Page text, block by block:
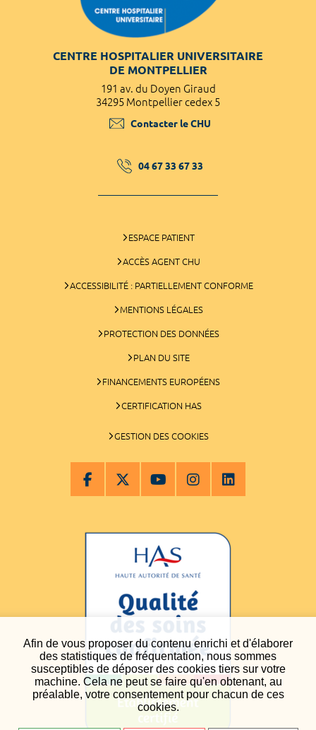
Afin de vous proposer du contenu enrichi et d'élaborer
des statistiques de fréquentation, nous sommes
susceptibles de déposer des cookies tiers sur votre
machine. Cela ne peut se faire qu'en obtenant, au
préalable, votre consentement pour chacun de ces
cookies.
CENTRE HOSPITALIER UNIVERSITAIRE
DE MONTPELLIER
191 av. du Doyen Giraud
34295 Montpellier cedex 5
Contacter le CHU
04 67 33 67 33
ESPACE PATIENT
ACCÈS AGENT CHU
ACCESSIBILITÉ : PARTIELLEMENT CONFORME
MENTIONS LÉGALES
PROTECTION DES DONNÉES
PLAN DU SITE
FINANCEMENTS EUROPÉENS
CERTIFICATION HAS
GESTION DES COOKIES